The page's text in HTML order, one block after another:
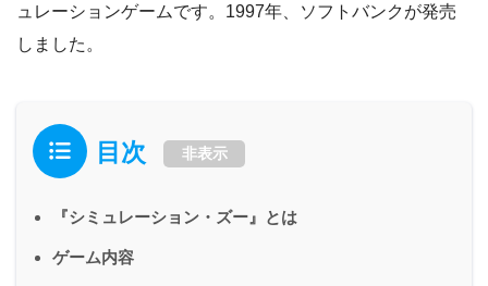
ュレーションゲームです。1997年、ソフトバンクが発売
しました。
目次 非表示
『シミュレーション・ズー』とは
ゲーム内容